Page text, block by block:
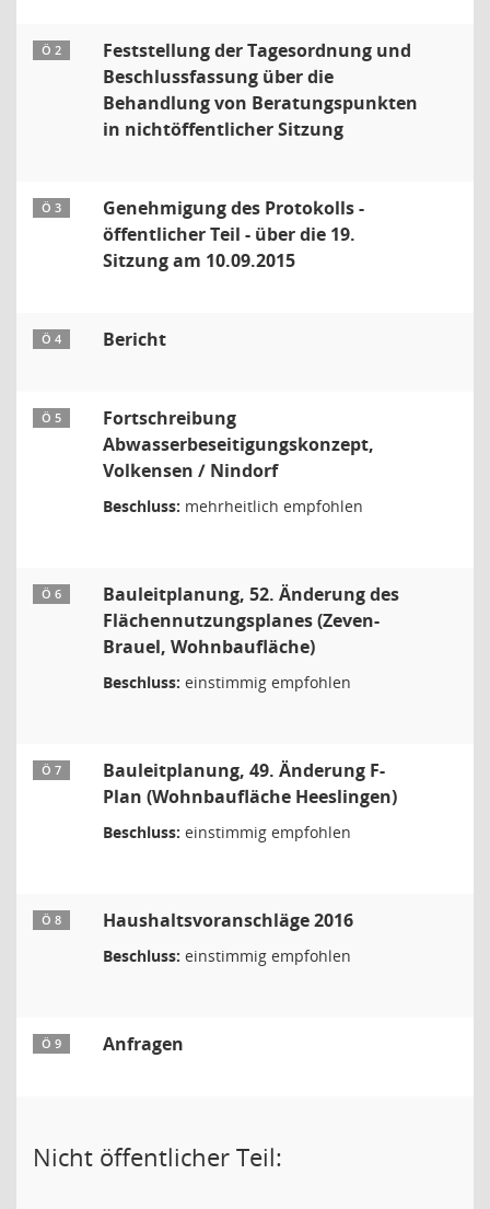
Ö 2
Feststellung der Tagesordnung und
Beschlussfassung über die
Behandlung von Beratungspunkten
in nichtöffentlicher Sitzung
Ö 3
Genehmigung des Protokolls -
öffentlicher Teil - über die 19.
Sitzung am 10.09.2015
Ö 4 Bericht
Ö 5
Fortschreibung
Abwasserbeseitigungskonzept,
Volkensen / Nindorf
Beschluss: mehrheitlich empfohlen
Ö 6
Bauleitplanung, 52. Änderung des
Flächennutzungsplanes (Zeven-
Brauel, Wohnbaufläche)
Beschluss: einstimmig empfohlen
Ö 7
Bauleitplanung, 49. Änderung F-
Plan (Wohnbaufläche Heeslingen)
Beschluss: einstimmig empfohlen
Ö 8 Haushaltsvoranschläge 2016
Beschluss: einstimmig empfohlen
Ö 9 Anfragen
Nicht öffentlicher Teil: